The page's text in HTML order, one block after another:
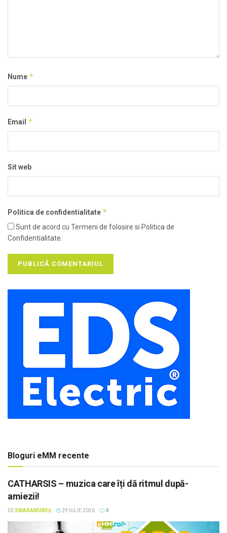
Nume *
Email *
Sit web
Politica de confidentialitate *
Sunt de acord cu Termeni de folosire si Politica de
Confidentialitate.
Bloguri eMM recente
CATHARSIS – muzica care îți dă ritmul după-
amiezii!
DE EMARAMUREȘ 29 IULIE 2026 0